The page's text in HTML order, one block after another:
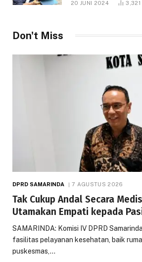
20 JUNI 2024 3,321
Don't Miss
DPRD SAMARINDA 7 AGUSTUS 2026
Tak Cukup Andal Secara
Utamakan Empati kepada
SAMARINDA: Komisi IV DPRD
fasilitas pelayanan kesehatan, baik
puskesmas,…